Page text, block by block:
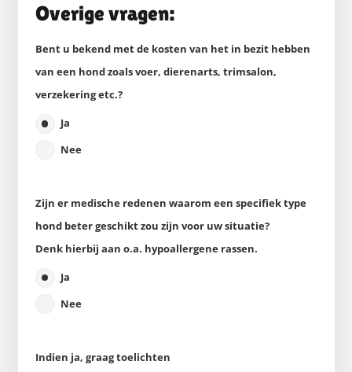
Overige vragen:
Bent u bekend met de kosten van het in bezit hebben
van een hond zoals voer, dierenarts, trimsalon,
verzekering etc.?
Ja
Nee
Zijn er medische redenen waarom een specifiek type
hond beter geschikt zou zijn voor uw situatie?
Denk hierbij aan o.a. hypoallergene rassen.
Ja
Nee
Indien ja, graag toelichten